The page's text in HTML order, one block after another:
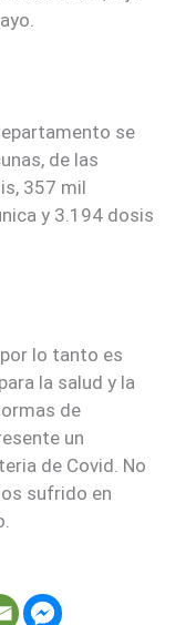
se
de las
357 mil
y 3.194 dosis
lo tanto es
la salud y la
de
un
de Covid. No
sufrido en